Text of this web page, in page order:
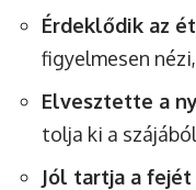
Érdeklődik az
figyelmesen
Elvesztette a
tolja ki a
Jól tartja a